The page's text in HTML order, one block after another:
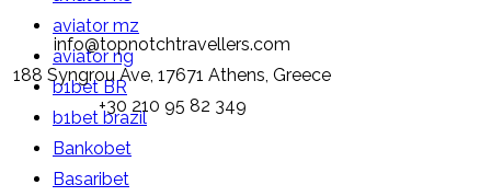
aviator mz
aviator ng
b1bet BR
b1bet brazil
Bankobet
Basaribet
info@topnotchtravellers.com
188 Syngrou Ave, 17671 Athens, Greece
+30 210 95 82 349